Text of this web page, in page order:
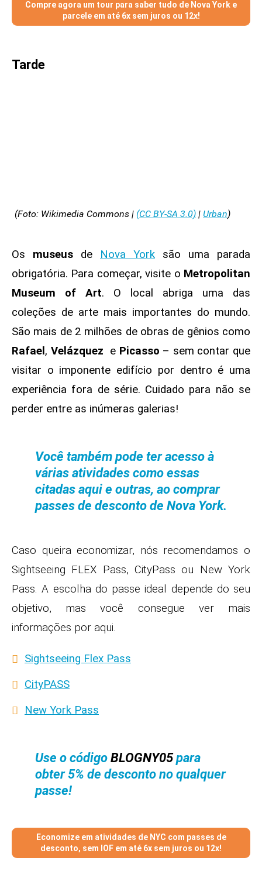
Compre agora um tour para saber tudo de Nova York e
parcele em até 6x sem juros ou 12x!
Tarde
(Foto: Wikimedia Commons | (CC BY-SA 3.0) | Urban)
Os museus de Nova York são uma parada
obrigatória. Para começar, visite o Metropolitan
Museum of Art. O local abriga uma das
coleções de arte mais importantes do mundo.
São mais de 2 milhões de obras de gênios como
Rafael, Velázquez e Picasso – sem contar que
visitar o imponente edifício por dentro é uma
experiência fora de série. Cuidado para não se
perder entre as inúmeras galerias!
Você também pode ter acesso à
várias atividades como essas
citadas aqui e outras, ao comprar
passes de desconto de Nova York.
Caso queira economizar, nós recomendamos o
Sightseeing FLEX Pass, CityPass ou New York
Pass. A escolha do passe ideal depende do seu
objetivo, mas você consegue ver mais
informações por aqui.
Sightseeing Flex Pass
CityPASS
New York Pass
Use o código BLOGNY05para
obter 5% de desconto no qualquer
passe!
Economize em atividades de NYC com passes de
desconto, sem IOF em até 6x sem juros ou 12x!